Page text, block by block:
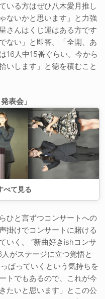
いる方はぜひ八木愛月推し
ないかと思います」と力強
さんはくじ運はある方です
ない」と即答。「全開、あ
16人中15番ぐらい。今から
いします」と徳を積むこと
表会」
べて見る
ひと言ずつコンサートへの
掛けでコンサートに賭ける
いく。 “新曲好きishコンサ
がステージに立つ覚悟と
ぱっていくという気持ちを
トでもあるので、これが今
たいと思います」とこの公